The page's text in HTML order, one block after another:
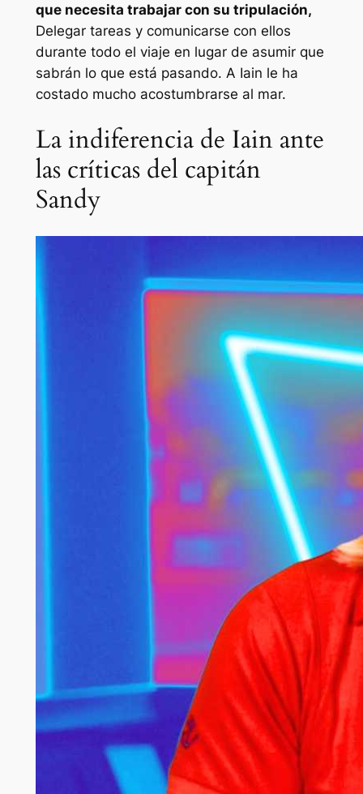
que necesita trabajar con su tripulación,
Delegar tareas y comunicarse con ellos
durante todo el viaje en lugar de asumir que
sabrán lo que está pasando. A Iain le ha
costado mucho acostumbrarse al mar.
La indiferencia de Iain ante
las críticas del capitán
Sandy